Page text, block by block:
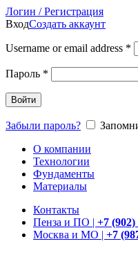
Логин / Регистрация
ВходСоздать аккаунт
Username or email address *
Пароль *
Войти
Забыли пароль?
О компании
Технологии
Фундаменты
Материалы
Контакты
Пенза и ПО | +7 (902)
Москва и МО | +7